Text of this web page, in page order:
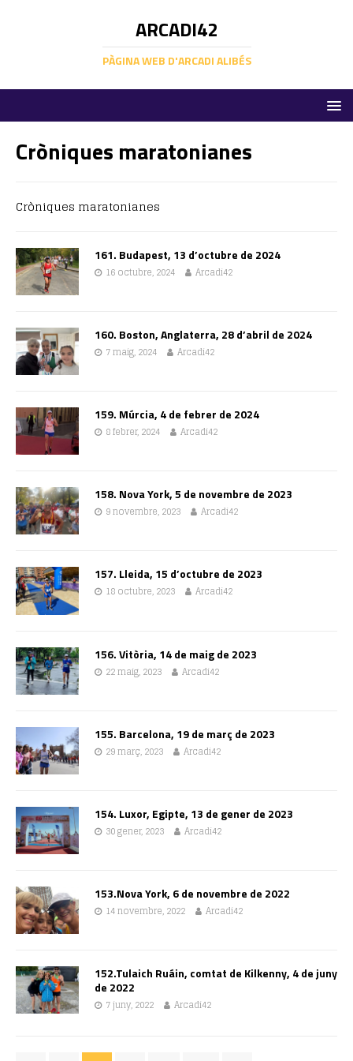
ARCADI42
PÀGINA WEB D'ARCADI ALIBÉS
Cròniques maratonianes
Cròniques maratonianes
161. Budapest, 13 d’octubre de 2024
16 octubre, 2024 Arcadi42
160. Boston, Anglaterra, 28 d’abril de 2024
7 maig, 2024 Arcadi42
159. Múrcia, 4 de febrer de 2024
8 febrer, 2024 Arcadi42
158. Nova York, 5 de novembre de 2023
9 novembre, 2023 Arcadi42
157. Lleida, 15 d’octubre de 2023
18 octubre, 2023 Arcadi42
156. Vitòria, 14 de maig de 2023
22 maig, 2023 Arcadi42
155. Barcelona, 19 de març de 2023
29 març, 2023 Arcadi42
154. Luxor, Egipte, 13 de gener de 2023
30 gener, 2023 Arcadi42
153.Nova York, 6 de novembre de 2022
14 novembre, 2022 Arcadi42
152.Tulaich Ruáin, comtat de Kilkenny, 4 de juny
de 2022
7 juny, 2022 Arcadi42